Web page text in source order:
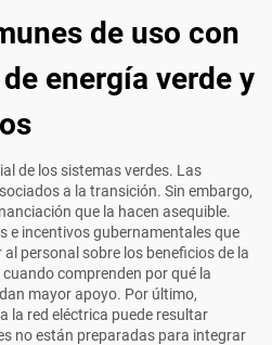
de uso con
energía verde y
de los sistemas verdes. Las
a la transición. Sin embargo,
que la hacen asequible.
e incentivos gubernamentales que
personal sobre los beneficios de la
comprenden por qué la
mayor apoyo. Por último,
la red eléctrica puede resultar
no están preparadas para integrar